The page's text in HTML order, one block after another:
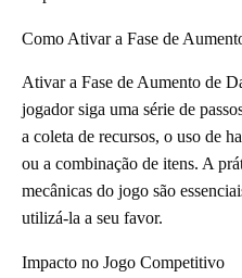
Como Ativar a Fase de
Ativar a Fase de Aumento de
jogador siga uma série de
a coleta de recursos, o uso de
ou a combinação de itens. A
mecânicas do jogo são
utilizá-la a seu favor.
Impacto no Jogo Competitivo